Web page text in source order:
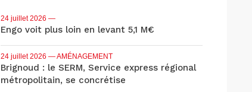
24 juillet 2026 —
Engo voit plus loin en levant 5,1 M€
24 juillet 2026 — AMÉNAGEMENT
Brignoud : le SERM, Service express régional
métropolitain, se concrétise